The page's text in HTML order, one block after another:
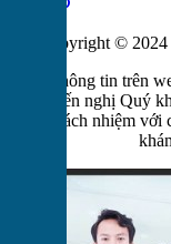
Copyright ©
Các thông tin trên
Khuyến nghị Quý
chịu trách nhiệm